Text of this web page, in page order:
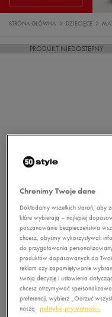
STRONA GŁÓWNA DZIECIĘCE
PRODUKT NIEDOSTĘPNY
Chronimy Twoje dane
Dokładamy wszelkich starań, aby
które wybierają – najlepiej
poszanowaniu bezpieczeństwa
chcesz, abyśmy wykorzystywali
do przygotowania
produktów dopasowanych do
reklam czy zapamiętywanie
swoją decyzję i ustawienia
chcesz otrzymywać
preferencji, wybierz „Odrzuć
naszą
politykę prywatności.